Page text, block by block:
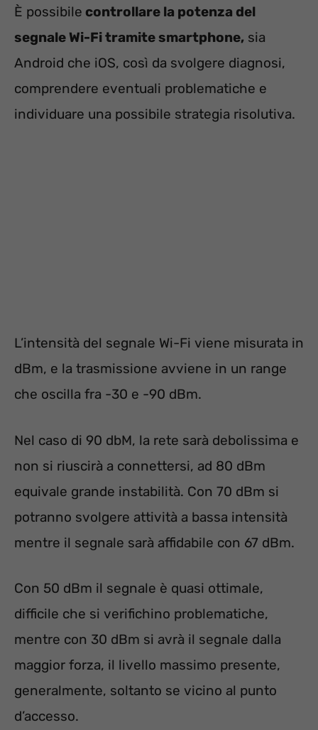
È possibile controllare la potenza del
segnale Wi-Fi tramite smartphone, sia
Android che iOS, così da svolgere diagnosi,
comprendere eventuali problematiche e
individuare una possibile strategia risolutiva.
L’intensità del segnale Wi-Fi viene misurata in
dBm, e la trasmissione avviene in un range
che oscilla fra -30 e -90 dBm.
Nel caso di 90 dbM, la rete sarà debolissima e
non si riuscirà a connettersi, ad 80 dBm
equivale grande instabilità. Con 70 dBm si
potranno svolgere attività a bassa intensità
mentre il segnale sarà affidabile con 67 dBm.
Con 50 dBm il segnale è quasi ottimale,
difficile che si verifichino problematiche,
mentre con 30 dBm si avrà il segnale dalla
maggior forza, il livello massimo presente,
generalmente, soltanto se vicino al punto
d’accesso.